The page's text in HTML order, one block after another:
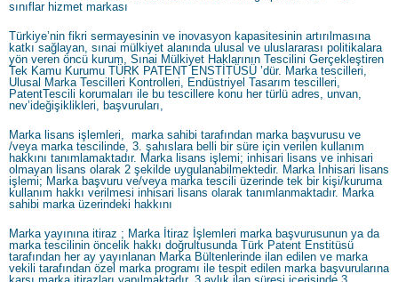
sınıflar hizmet markası
Türkiye’nin fikri sermayesinin ve inovasyon kapasitesinin artırılmasına
katkı sağlayan, sınai mülkiyet alanında ulusal ve uluslararası politikalara
yön veren öncü kurum, Sınai Mülkiyet Haklarının Tescilini Gerçekleştiren
Tek Kamu Kurumu TÜRK PATENT ENSTİTÜSÜ ’dür. Marka tescilleri,
Ulusal Marka Tescilleri Kontrolleri, Endüstriyel Tasarım tescilleri,
PatentTescili korumaları ile bu tescillere konu her türlü adres, unvan,
nev’ideğişiklikleri, başvuruları,
Marka lisans işlemleri, marka sahibi tarafından marka başvurusu ve
/veya marka tescilinde, 3. şahıslara belli bir süre için verilen kullanım
hakkını tanımlamaktadır. Marka lisans işlemi; inhisari lisans ve inhisari
olmayan lisans olarak 2 şekilde uygulanabilmektedir. Marka İnhisari lisans
işlemi; Marka başvuru ve/veya marka tescili üzerinde tek bir kişi/kuruma
kullanım hakkı verilmesi inhisari lisans olarak tanımlanmaktadır. Marka
sahibi marka üzerindeki hakkını
Marka yayınına itiraz ; Marka İtiraz İşlemleri marka başvurusunun ya da
marka tescilinin öncelik hakkı doğrultusunda Türk Patent Enstitüsü
tarafından her ay yayınlanan Marka Bültenlerinde ilan edilen ve marka
vekili tarafından özel marka programı ile tespit edilen marka başvurularına